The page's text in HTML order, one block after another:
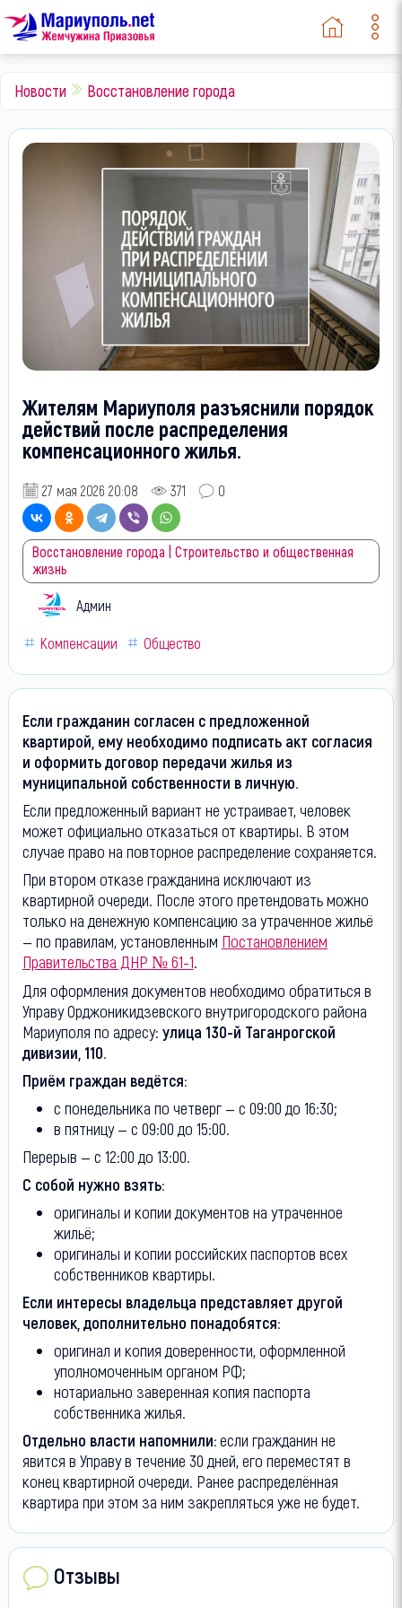
Новости Восстановление города
Жителям Мариуполя разъяснили порядок
действий после распределения
компенсационного жилья.
27 мая 2026 20:08 371 0
Восстановление города | Строительство и общественная
жизнь
Админ
Компенсации Общество
Если гражданин согласен с предложенной
квартирой, ему необходимо подписать акт согласия
и оформить договор передачи жилья из
муниципальной собственности в личную.
Если предложенный вариант не устраивает, человек
может официально отказаться от квартиры. В этом
случае право на повторное распределение сохраняется.
При втором отказе гражданина исключают из
квартирной очереди. После этого претендовать можно
только на денежную компенсацию за утраченное жильё
— по правилам, установленным Постановлением
Правительства ДНР № 61-1.
Для оформления документов необходимо обратиться в
Управу Орджоникидзевского внутригородского района
Мариуполя по адресу: улица 130-й Таганрогской
дивизии, 110.
Приём граждан ведётся:
с понедельника по четверг — с 09:00 до 16:30;
в пятницу — с 09:00 до 15:00.
Перерыв — с 12:00 до 13:00.
С собой нужно взять:
оригиналы и копии документов на утраченное
жильё;
оригиналы и копии российских паспортов всех
собственников квартиры.
Если интересы владельца представляет другой
человек, дополнительно понадобятся:
оригинал и копия доверенности, оформленной
уполномоченным органом РФ;
нотариально заверенная копия паспорта
собственника жилья.
Отдельно власти напомнили:если гражданин не
явится в Управу в течение 30 дней, его переместят в
конец квартирной очереди. Ранее распределённая
квартира при этом за ним закрепляться уже не будет.
Отзывы